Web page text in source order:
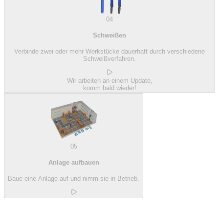
04
Schweißen
Verbinde zwei oder mehr Werkstücke dauerhaft durch verschiedene
Schweißverfahren.
Wir arbeiten an einem Update,
komm bald wieder!
05
Anlage aufbauen
Baue eine Anlage auf und nimm sie in Betrieb.